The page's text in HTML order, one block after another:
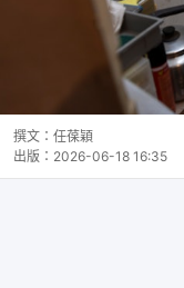
撰文： 任葆穎
出版： 2026-06-18 16:35